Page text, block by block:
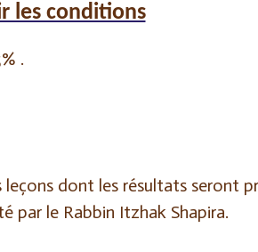
les conditions
.
leçons dont les résultats
par le Rabbin Itzhak Shapira.